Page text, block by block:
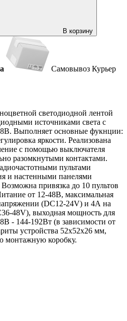
В корзину
Самовывоз Курьер
светодиодной лентой
источниками света с
Выполняет основные фукнции:
яркости. Реализована
с помощью выключателя
разомкнутыми контактами.
пультами
и настенными панелями
привязка до 10 пультов
от 12-48В, максимальная
(DC12-24V) и 4А на
48V), выходная мощность для
- 144-192Вт (в зависимости от
устройства 52х52х26 мм,
монтажную коробку.